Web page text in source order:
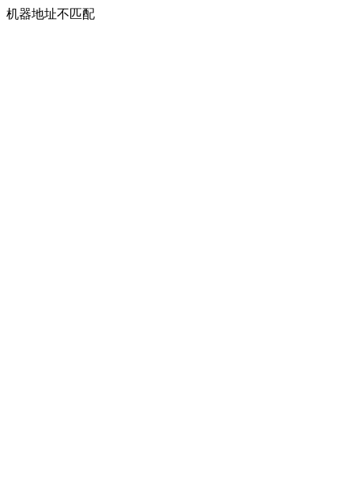
机器地址不匹配